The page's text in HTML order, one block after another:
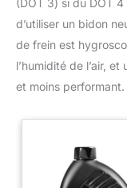
d’utiliser un bidon
de frein est
l’humidité de l’air,
et moins performant.